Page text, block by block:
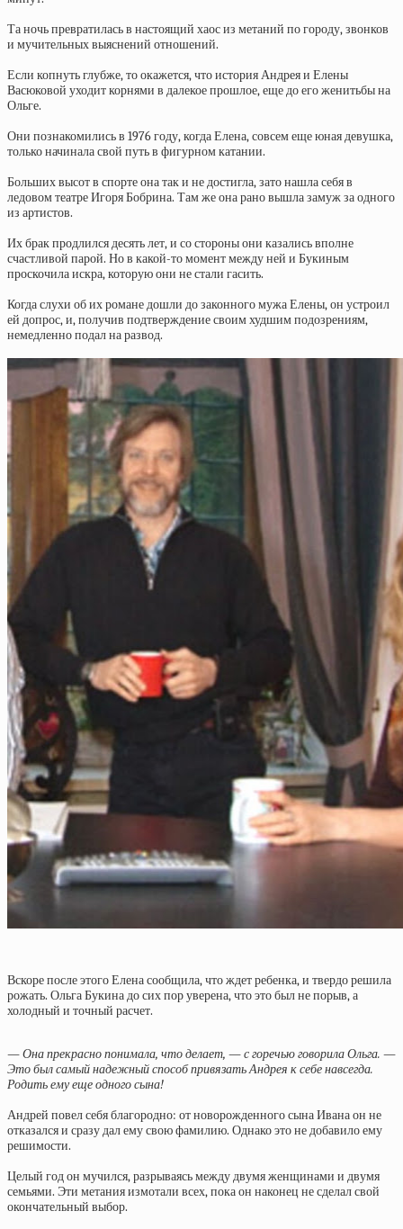
Та ночь превратилась в настоящий хаос из метаний по городу, звонков
и мучительных выяснений отношений.
Если копнуть глубже, то окажется, что история Андрея и Елены
Васюковой уходит корнями в далекое прошлое, еще до его женитьбы на
Ольге.
Они познакомились в 1976 году, когда Елена, совсем еще юная девушка,
только начинала свой путь в фигурном катании.
Больших высот в спорте она так и не достигла, зато нашла себя в
ледовом театре Игоря Бобрина. Там же она рано вышла замуж за одного
из артистов.
Их брак продлился десять лет, и со стороны они казались вполне
счастливой парой. Но в какой-то момент между ней и Букиным
проскочила искра, которую они не стали гасить.
Когда слухи об их романе дошли до законного мужа Елены, он устроил
ей допрос, и, получив подтверждение своим худшим подозрениям,
немедленно подал на развод.
Вскоре после этого Елена сообщила, что ждет ребенка, и твердо решила
рожать. Ольга Букина до сих пор уверена, что это был не порыв, а
холодный и точный расчет.
— Она прекрасно понимала, что делает, — с горечью говорила Ольга. —
Это был самый надежный способ привязать Андрея к себе навсегда.
Родить ему еще одного сына!
Андрей повел себя благородно: от новорожденного сына Ивана он не
отказался и сразу дал ему свою фамилию. Однако это не добавило ему
решимости.
Целый год он мучился, разрываясь между двумя женщинами и двумя
семьями. Эти метания измотали всех, пока он наконец не сделал свой
окончательный выбор.